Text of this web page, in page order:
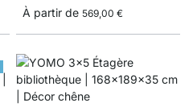
À partir de 569,00 €